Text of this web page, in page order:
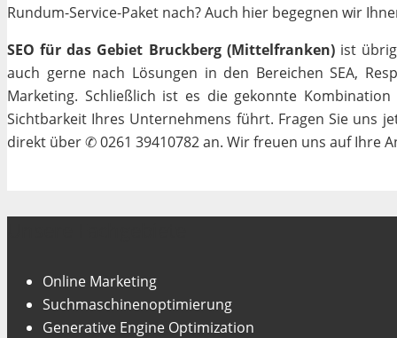
Rundum-Service-Paket nach? Auch hier begegnen wir
SEO für das Gebiet Bruckberg (Mittelfranken)ist
auch gerne nach Lösungen in den Bereichen SEA,
Marketing. Schließlich ist es die gekonnte
Sichtbarkeit Ihres Unternehmens führt. Fragen Sie uns
direkt über ✆ 0261 39410782 an. Wir freuen uns auf Ihre
Online Marketing
Suchmaschinenoptimierung
Generative Engine Optimization